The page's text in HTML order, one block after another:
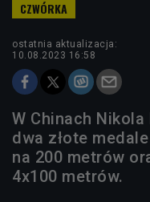
ostatnia aktualizacja:
10.08.2023 16:58
W Chinach
dwa złote
na 200 metrów
4x100 metrów.